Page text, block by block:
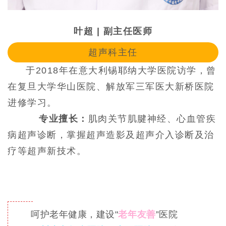
叶超 | 副主任医师
超声科主任
于2018年在意大利锡耶纳大学医院访学，曾
在复旦大学华山医院、解放军三军医大新桥医院
进修学习。
专业擅长： 肌肉关节肌腱神经、心血管疾
病超声诊断，掌握超声造影及超声介入诊断及治
疗等超声新技术。
呵护老年健康，建设"老年友善”医院